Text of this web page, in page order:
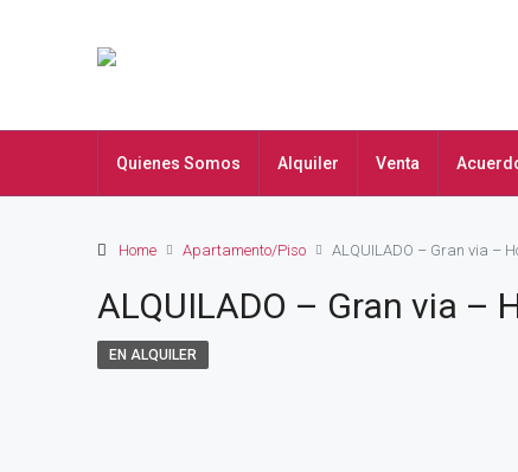
Quienes Somos Alquiler Venta
Home Apartamento/Piso ALQUILADO – Gran via –
ALQUILADO – Gran via –
EN ALQUILER